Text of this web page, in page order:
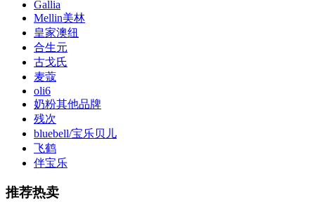
Gallia
Mellin美林
皇家澳纽
合生元
古戈氏
麦蔻
oli6
奶粉其他品牌
残次
bluebell/宝乐贝儿
飞鹤
伴宝乐
推荐热卖